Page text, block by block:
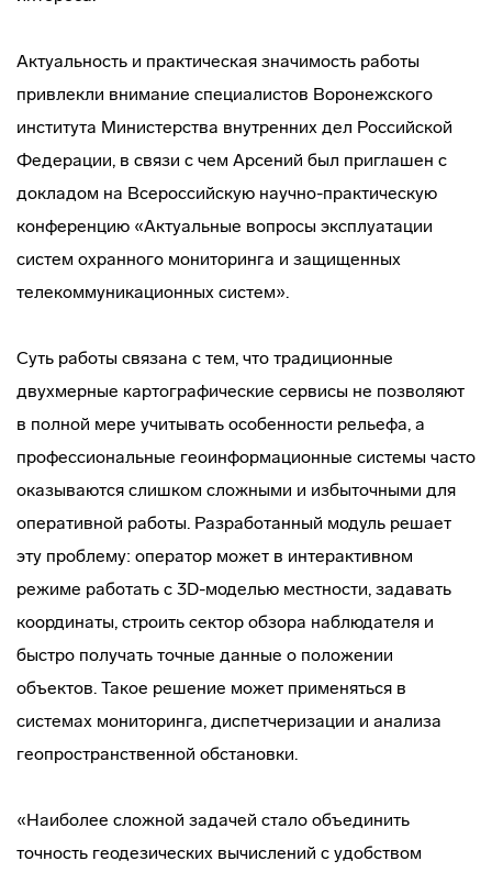
Актуальность и практическая значимость работы
привлекли внимание специалистов Воронежского
института Министерства внутренних дел Российской
Федерации, в связи с чем Арсений был приглашен с
докладом на Всероссийскую научно-практическую
конференцию «Актуальные вопросы эксплуатации
систем охранного мониторинга и защищенных
телекоммуникационных систем».
Суть работы связана с тем, что традиционные
двухмерные картографические сервисы не позволяют
в полной мере учитывать особенности рельефа, а
профессиональные геоинформационные системы часто
оказываются слишком сложными и избыточными для
оперативной работы. Разработанный модуль решает
эту проблему: оператор может в интерактивном
режиме работать с 3D-моделью местности, задавать
координаты, строить сектор обзора наблюдателя и
быстро получать точные данные о положении
объектов. Такое решение может применяться в
системах мониторинга, диспетчеризации и анализа
геопространственной обстановки.
«Наиболее сложной задачей стало объединить
точность геодезических вычислений с удобством